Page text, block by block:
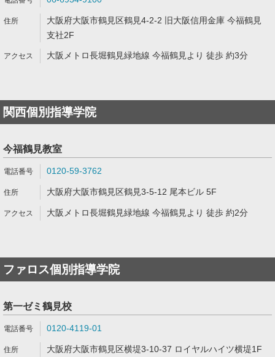
大阪府大阪市鶴見区鶴見4-2-2 旧大阪信用金庫 今福鶴見
支社2F
大阪メトロ長堀鶴見緑地線 今福鶴見より 徒歩 約3分
関西個別指導学院
今福鶴見教室
0120-59-3762
大阪府大阪市鶴見区鶴見3-5-12 尾本ビル 5F
大阪メトロ長堀鶴見緑地線 今福鶴見より 徒歩 約2分
ファロス個別指導学院
第一ゼミ鶴見校
0120-4119-01
大阪府大阪市鶴見区横堤3-10-37 ロイヤルハイツ横堤1F